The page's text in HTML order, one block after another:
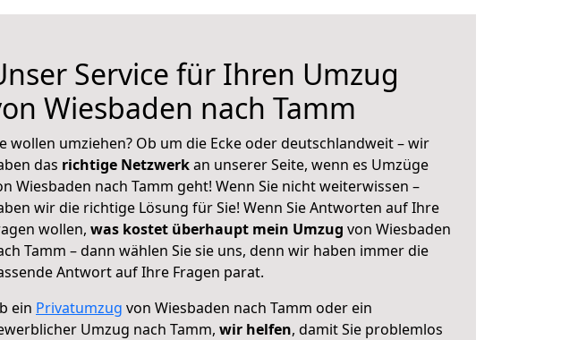
Service für Ihren Umzug
Wiesbaden nach Tamm
wollen umziehen? Ob um die Ecke oder deutschlandweit – wir
das richtige Netzwerkan unserer Seite, wenn es Umzüge
Wiesbaden nach Tamm geht! Wenn Sie nicht weiterwissen –
wir die richtige Lösung für Sie! Wenn Sie Antworten auf Ihre
wollen, was kostet überhaupt mein Umzug von Wiesbaden
Tamm – dann wählen Sie sie uns, denn wir haben immer die
Antwort auf Ihre Fragen parat.
ein Privatumzug von Wiesbaden nach Tamm oder ein
Umzug nach Tamm, wir helfen, damit Sie problemlos